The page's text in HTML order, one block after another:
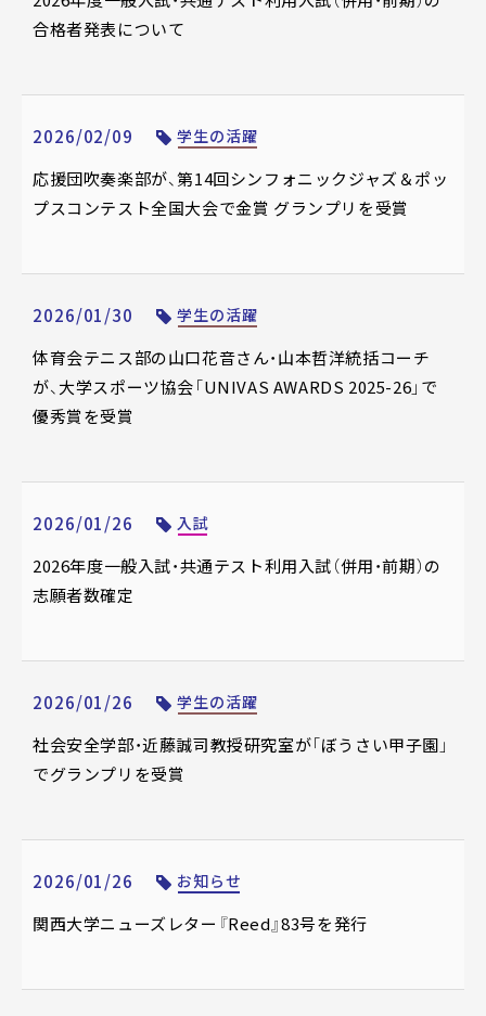
合格者発表について
2026/02/09 学生の活躍
応援団吹奏楽部が、第14回シンフォニックジャズ＆ポッ
プスコンテスト全国大会で金賞 グランプリを受賞
2026/01/30 学生の活躍
体育会テニス部の山口花音さん・山本哲洋統括コーチ
が、大学スポーツ協会「UNIVAS AWARDS 2025-26」で
優秀賞を受賞
2026/01/26 入試
2026年度一般入試・共通テスト利用入試（併用・前期）の
志願者数確定
2026/01/26 学生の活躍
社会安全学部・近藤誠司教授研究室が「ぼうさい甲子園」
でグランプリを受賞
2026/01/26 お知らせ
関西大学ニューズレター『Reed』83号を発行